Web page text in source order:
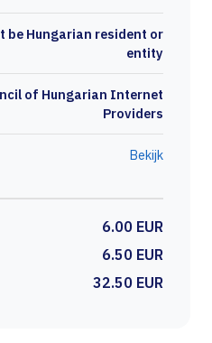
be Hungarian resident or
entity
of Hungarian Internet
Providers
Bekijk
6.00 EUR
6.50 EUR
32.50 EUR